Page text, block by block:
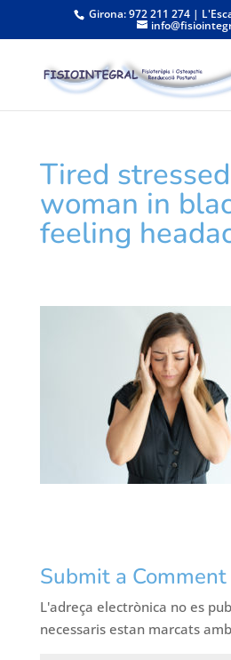
Girona: 972 211 274 |
Tired
woman in
feeling
Submit a Comment
L'adreça electrònica no es
necessaris estan marcats amb